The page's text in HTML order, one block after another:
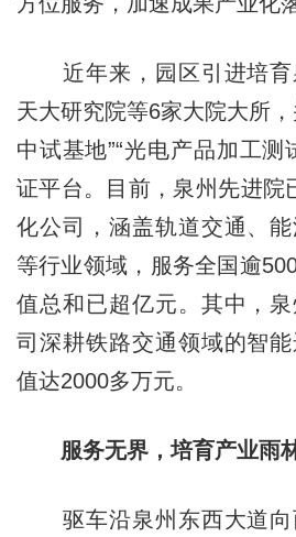
近年来，园区引进培育
天大研究院等6家大院大所
中试基地”“光电产品加工测
证平台。目前，泉州先进院
化公司，涵盖轨道交通、
等行业领域，服务全国逾
值总和已超亿元。其中，
司深耕铁路交通领域的智
值达2000多万元。
服务无界，培育产业雨
驱车沿泉州东西大道向